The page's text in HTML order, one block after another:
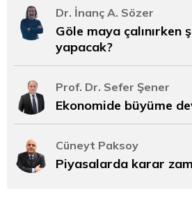
Dr. İnanç A. Sözer
Göle maya çalınırken
yapacak?
Prof. Dr. Sefer Şener
Ekonomide büyüme
Cüneyt Paksoy
Piyasalarda karar